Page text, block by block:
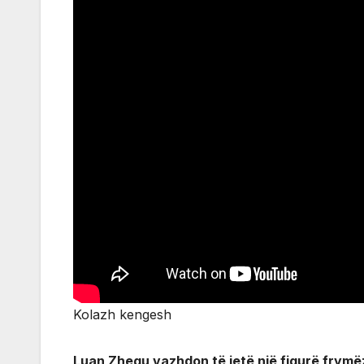
Kolazh kengesh
Luan Zhegu vazhdon të jetë një figurë